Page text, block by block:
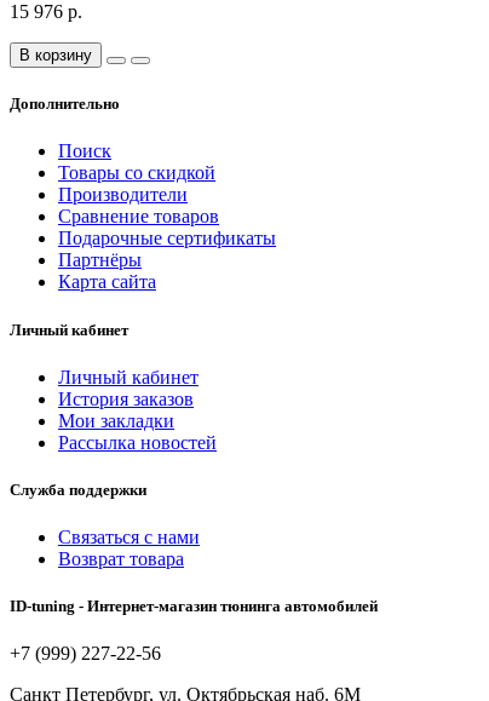
15 976 р.
В корзину
Дополнительно
Поиск
Товары со скидкой
Производители
Сравнение товаров
Подарочные сертификаты
Партнёры
Карта сайта
Личный кабинет
Личный кабинет
История заказов
Мои закладки
Рассылка новостей
Служба поддержки
Связаться с нами
Возврат товара
ID-tuning - Интернет-магазин тюнинга автомобилей
+7 (999) 227-22-56
Санкт Петербург, ул. Октябрьская наб. 6М